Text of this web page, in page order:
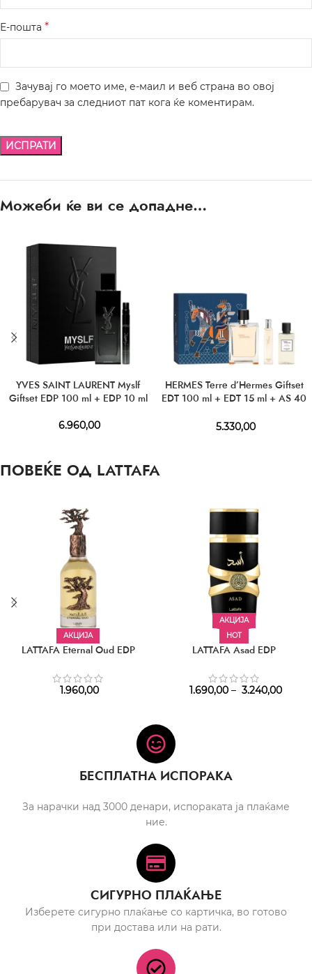
Е-пошта *
Зачувај го моето име, е-маил и веб страна во овој
пребарувач за следниот пат кога ќе коментирам.
Можеби ќе ви се допадне…
YVES SAINT LAURENT Myslf
Giftset EDP 100 ml + EDP 10 ml
6.960,00
HERMES Terre d’Hermes Giftset
EDT 100 ml + EDT 15 ml + AS 40
5.330,00
ПОВЕЌЕ ОД LATTAFA
АКЦИЈА
LATTAFA Eternal Oud EDP
1.960,00
АКЦИЈА
HOT
LATTAFA Asad EDP
1.690,00 – 3.240,00
БЕСПЛАТНА ИСПОРАКА
За нарачки над 3000 денари, испораката ја плаќаме
ние.
СИГУРНО ПЛАЌАЊЕ
Изберете сигурно плаќање со картичка, во готово
при достава или на рати.